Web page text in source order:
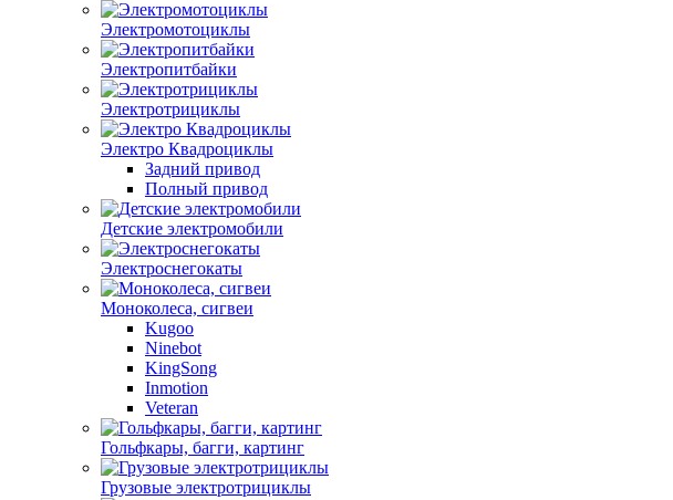
Электромотоциклы
Электропитбайки
Электротрициклы
Электро Квадроциклы
Задний привод
Полный привод
Детские электромобили
Электроснегокаты
Моноколеса, сигвеи
Kugoo
Ninebot
KingSong
Inmotion
Veteran
Гольфкары, багги, картинг
Грузовые электротрициклы